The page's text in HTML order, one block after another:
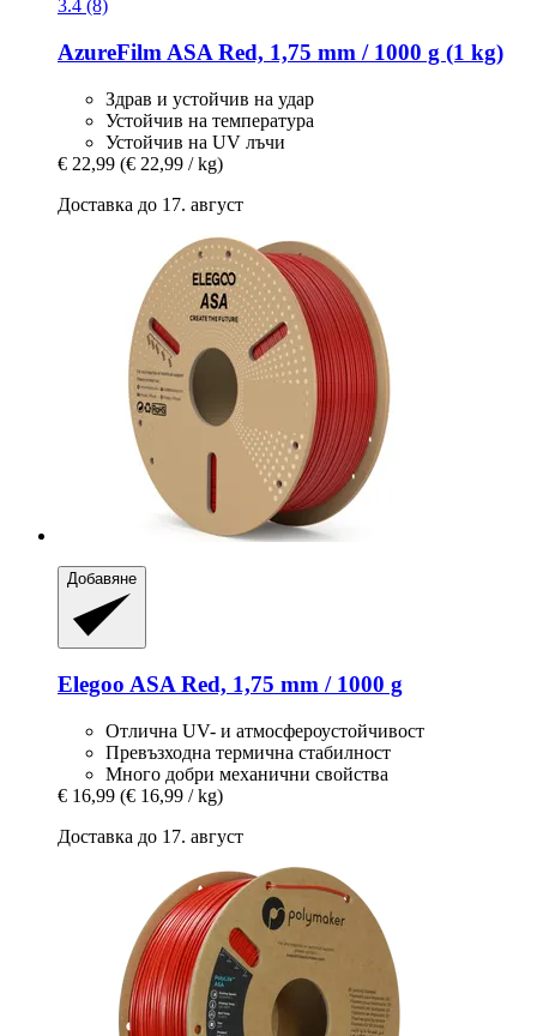
3.4 (8)
AzureFilm ASA Red, 1,75 mm / 1000 g (1 kg)
Здрав и устойчив на удар
Устойчив на температура
Устойчив на UV лъчи
€ 22,99 (€ 22,99 / kg)
Доставка до 17. август
Добавяне
Elegoo ASA Red, 1,75 mm / 1000 g
Отлична UV- и атмосфероустойчивост
Превъзходна термична стабилност
Много добри механични свойства
€ 16,99 (€ 16,99 / kg)
Доставка до 17. август